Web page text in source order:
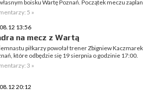
boisku Wartę Poznań. Początek meczu
5 »
13:56
na mecz z Wartą
piłkarzy powołał trener Zbigniew
które odbędzie się 19 sierpnia o godzinie 17:00.
3 »
20:12